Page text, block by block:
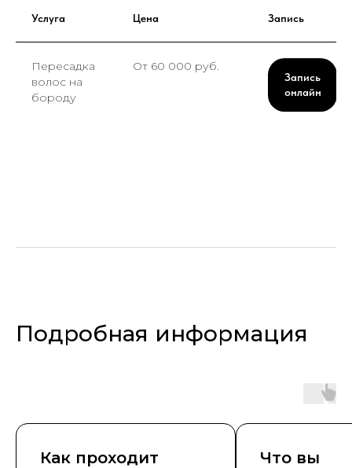
Услуга Цена Запись
Пересадка
волос на
бороду
От 60 000 руб.
Запись
онлайн
Подробная информация
Как проходит
Что вы